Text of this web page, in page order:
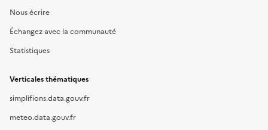
Nous écrire
Échangez avec la communauté
Statistiques
Verticales thématiques
simplifions.data.gouv.fr
meteo.data.gouv.fr